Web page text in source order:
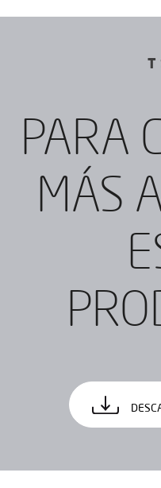
T
PARA
MÁS